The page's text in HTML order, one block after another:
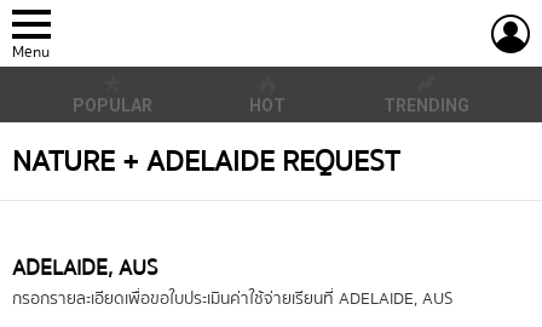
Menu
POPULAR HOT TRENDING
NATURE + ADELAIDE REQUEST
ADELAIDE, AUS
กรอกรายละเอียดเพื่อขอใบประเมินค่าใช้จ่ายเรียนที่ ADELAIDE, AUS